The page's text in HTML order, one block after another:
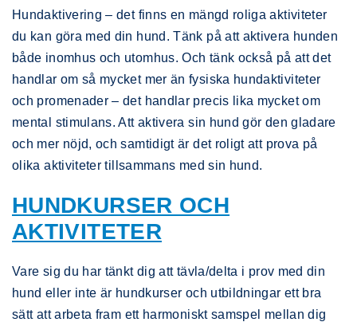
Hundaktivering – det finns en mängd roliga aktiviteter
du kan göra med din hund. Tänk på att aktivera hunden
både inomhus och utomhus. Och tänk också på att det
handlar om så mycket mer än fysiska hundaktiviteter
och promenader – det handlar precis lika mycket om
mental stimulans. Att aktivera sin hund gör den gladare
och mer nöjd, och samtidigt är det roligt att prova på
olika aktiviteter tillsammans med sin hund.
HUNDKURSER OCH
AKTIVITETER
Vare sig du har tänkt dig att tävla/delta i prov med din
hund eller inte är hundkurser och utbildningar ett bra
sätt att arbeta fram ett harmoniskt samspel mellan dig